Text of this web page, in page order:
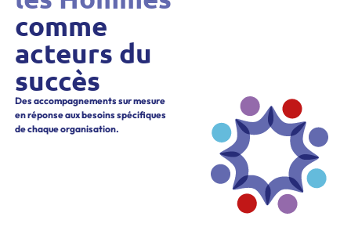
comme
acteurs du
succès
Des accompagnements sur mesure
en réponse aux besoins spécifiques
de chaque organisation.